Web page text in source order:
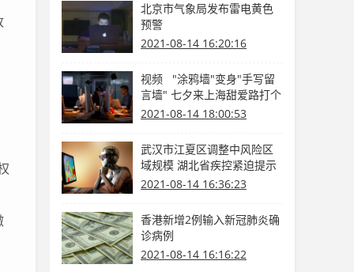
北京市气象局发布雷电黄色
预警
2021-08-14 16:20:16
视频 "涂鸦墙"变身"手写留
言墙" 七夕来上海甜爱路打个
卡吧
2021-08-14 18:00:53
武汉市江夏区调整中风险区
域规模 湖北省疾控紧迫提示
2021-08-14 16:36:23
香港新增2例输入新冠肺炎确
诊病例
2021-08-14 16:16:22